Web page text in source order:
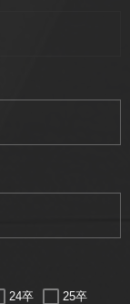
24卒 25卒